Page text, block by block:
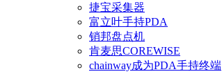
捷宝采集器
富立叶手持PDA
销邦盘点机
肯麦思COREWISE
chainway成为PDA手持终端